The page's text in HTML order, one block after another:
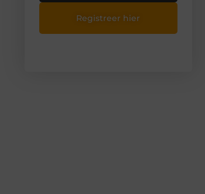
Registreer hier